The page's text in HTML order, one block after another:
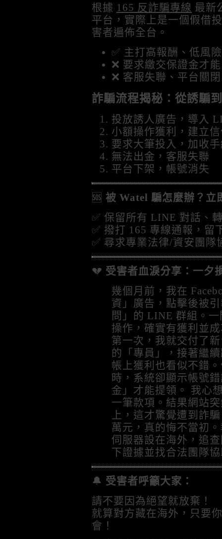
根據 165 反詐騙專線 最新
平台，實際上是一個假借
害者遍佈全台。
✅ 主打高報酬、低風險
❌ 要求繳交保證金才
❌ 客服失聯、平台關閉
詐騙流程揭秘：從誘騙
投放誘人廣告，導入
小額操作獲利，建立
要求大筆投入，加收
無法出金，客服失聯
平台下架，帳號消失
🆘 被 Watel 騙怎麼辦？立
✅ 保留所有 LINE 對話、
✅ 撥打 165 專線通報，留
✅ 尋求專業法律/資安團隊
💔 受害者血淚分享：一夕
幾個月前，我在
資」廣告，點擊後被
問」的 LINE 群組。
操作，確實有獲利並
第一次，我就交付了
的「專員」，接著繼
帳上獲利也看似不錯
時，系統卻顯示帳號
金」才能提領。 我心
一筆款項。結果網站
上，這才驚覺遭到詐
萬元，真的悔不當初
伺服器設在海外，追
下證據並找合法團隊
🔔 受害者呼籲大家：
請不要因為絕望就放棄！
就算對方藏在海外，只要
會！